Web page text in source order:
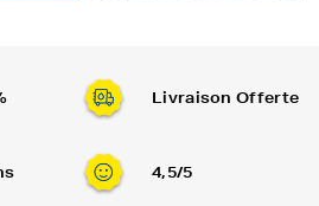
Livraison Offerte
4,5/5